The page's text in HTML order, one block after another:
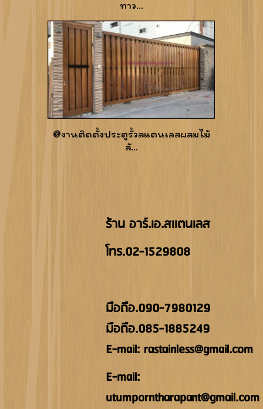
ทาว...
@งานติดตั้งประตูรั้วสแตนเลสผสมไม้
สั...
ร้าน อาร์.เอ.สเเตนเลส
โทร.02-1529808
มือถืิอ.090-7980129
มือถือ.085-1885249
E-mail: rastainless@gmail.com
E-mail:
utumporntharapant@gmail.com